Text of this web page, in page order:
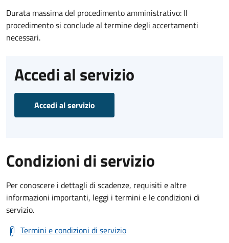
Durata massima del procedimento amministrativo: Il
procedimento si conclude al termine degli accertamenti
necessari.
Accedi al servizio
Accedi al servizio
Condizioni di servizio
Per conoscere i dettagli di scadenze, requisiti e altre
informazioni importanti, leggi i termini e le condizioni di
servizio.
Termini e condizioni di servizio